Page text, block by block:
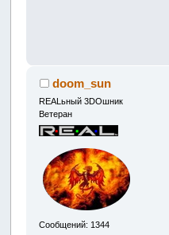
doom_sun
REALьный 3DOшник
Ветеран
Сообщений: 1344